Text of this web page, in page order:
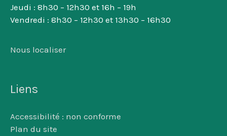
Jeudi : 8h30 – 12h30 et 16h – 19h
Vendredi : 8h30 – 12h30 et 13h30 – 16h30
Nous localiser
Liens
Accessibilité : non conforme
Plan du site